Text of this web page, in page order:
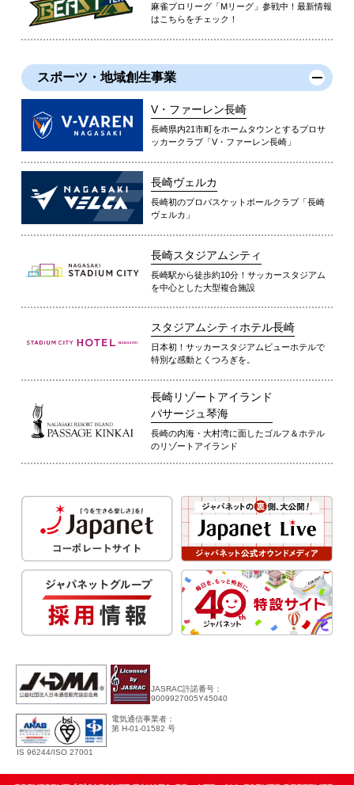
麻雀プロリーグ「Mリーグ」参戦中！最新情報
はこちらをチェック！
スポーツ・地域創生事業
V・ファーレン長崎
長崎県内21市町をホームタウンとするプロサ
ッカークラブ「V・ファーレン長崎」
長崎ヴェルカ
長崎初のプロバスケットボールクラブ「長崎
ヴェルカ」
長崎スタジアムシティ
長崎駅から徒歩約10分！サッカースタジアム
を中心とした大型複合施設
スタジアムシティホテル長崎
日本初！サッカースタジアムビューホテルで
特別な感動とくつろぎを。
長崎リゾートアイランド
パサージュ琴海
長崎の内海・大村湾に面したゴルフ＆ホテル
のリゾートアイランド
JASRAC許諾番号：
9009927005Y45040
IS 96244/ISO 27001
電気通信事業者：
第 H-01-01582 号